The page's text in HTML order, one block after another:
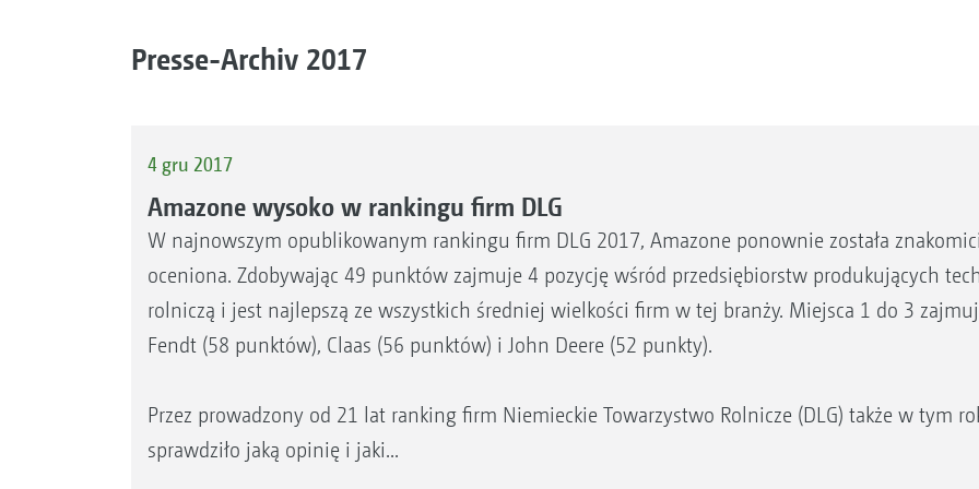
Presse-Archiv 2017
4 gru 2017
Amazone wysoko w rankingu firm DLG
W najnowszym opublikowanym rankingu firm DLG 2017, Amazone ponownie została
oceniona. Zdobywając 49 punktów zajmuje 4 pozycję wśród przedsiębiorstw produkujących
rolniczą i jest najlepszą ze wszystkich średniej wielkości firm w tej branży. Miejsca 1 do 3
Fendt (58 punktów), Claas (56 punktów) i John Deere (52 punkty).
Przez prowadzony od 21 lat ranking firm Niemieckie Towarzystwo Rolnicze (DLG) także w tym
sprawdziło jaką opinię i jaki...